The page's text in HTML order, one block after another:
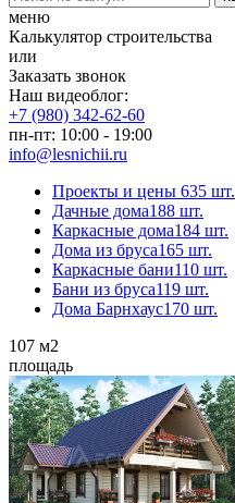
меню
Калькулятор строительства
или
Заказать звонок
Наш видеоблог:
+7 (980) 342-62-60
пн-пт: 10:00 - 19:00
info@lesnichii.ru
Проекты и цены 635 шт.
Дачные дома188 шт.
Каркасные дома184 шт.
Дома из бруса165 шт.
Каркасные бани110 шт.
Бани из бруса119 шт.
Дома Барнхаус170 шт.
107 м2
площадь